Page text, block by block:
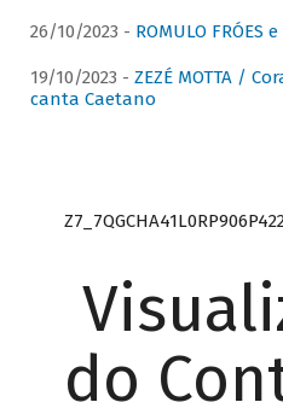
26/10/2023 - ROMULO FRÓES
19/10/2023 - ZEZÉ MOTTA /
canta Caetano
do